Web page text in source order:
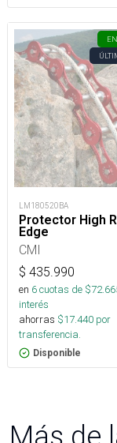
LM180520BA
Protector High
Edge
CMI
$ 435.990
en 6cuotas de $
interés
ahorras $17.440 por
transferencia.
Disponible